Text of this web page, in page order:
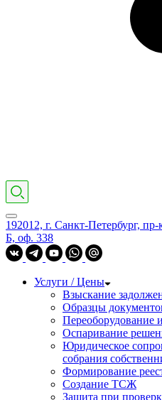
192012, г. Санкт-Петербург,
Б, оф. 338
Услуги / Цены
Взыскание
Образцы
Переоборудование
Оспаривание
Юридическое
собрания
Формирование
Создание ТСЖ
Защита при